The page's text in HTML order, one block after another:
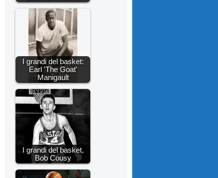
I grandi del basket:
Earl 'The Goat'
Manigault
I grandi del basket,
Bob Cousy